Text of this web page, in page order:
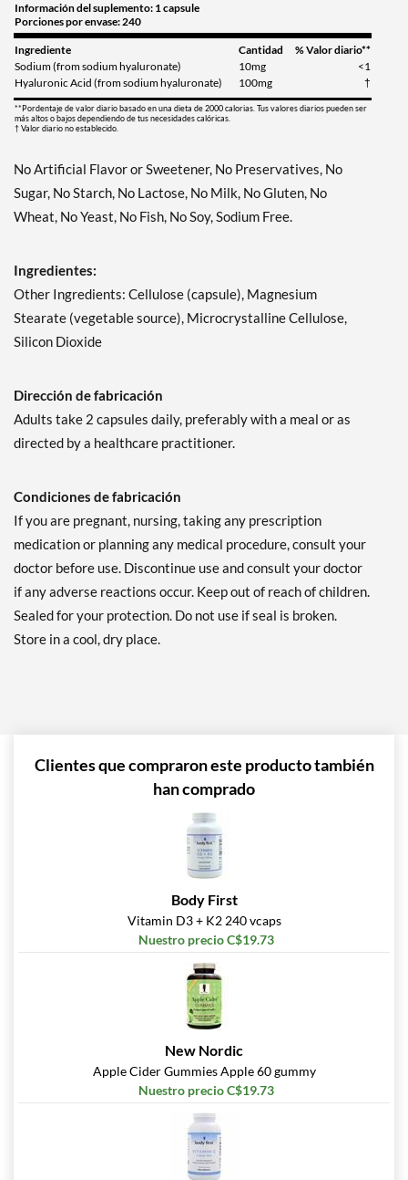
Información del suplemento: 1 capsule
Porciones por envase: 240
Ingrediente Cantidad
% Valor diario**
Sodium (from sodium hyaluronate)
10mg
<1
Hyaluronic Acid (from sodium hyaluronate)
100mg †
**Pordentaje de valor diario basado en una dieta de 2000 calorias. Tus valores diarios pueden ser
más altos o bajos dependiendo de tus necesidades calóricas.
† Valor diario no establecido.
No Artificial Flavor or Sweetener, No Preservatives, No
Sugar, No Starch, No Lactose, No Milk, No Gluten, No
Wheat, No Yeast, No Fish, No Soy, Sodium Free.
Ingredientes:
Other Ingredients: Cellulose (capsule), Magnesium
Stearate (vegetable source), Microcrystalline Cellulose,
Silicon Dioxide
Dirección de fabricación
Adults take 2 capsules daily, preferably with a meal or as
directed by a healthcare practitioner.
Condiciones de fabricación
If you are pregnant, nursing, taking any prescription
medication or planning any medical procedure, consult your
doctor before use. Discontinue use and consult your doctor
if any adverse reactions occur. Keep out of reach of children.
Sealed for your protection. Do not use if seal is broken.
Store in a cool, dry place.
Clientes que compraron este producto también
han comprado
Body First
Vitamin D3 + K2 240 vcaps
Nuestro precio C$19.73
New Nordic
Apple Cider Gummies Apple 60 gummy
Nuestro precio C$19.73